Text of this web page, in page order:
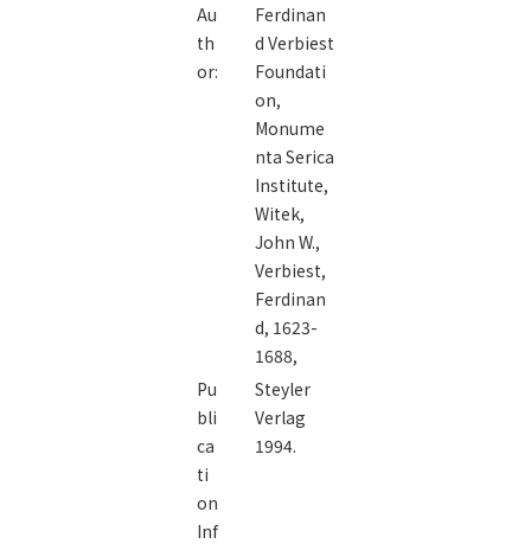
Au
th
or:
Ferdinan
d Verbiest
Foundati
on,
Monume
nta Serica
Institute,
Witek,
John W.,
Verbiest,
Ferdinan
d, 1623-
1688,
Pu
bli
ca
ti
on
Inf
Steyler
Verlag
1994.